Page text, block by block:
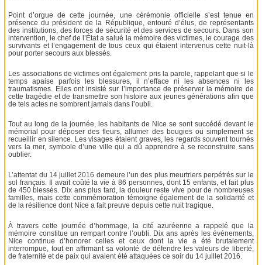
Point d’orgue de cette journée, une cérémonie officielle s’est tenue en
présence du président de la République, entouré d’élus, de représentants
des institutions, des forces de sécurité et des services de secours. Dans son
intervention, le chef de l’État a salué la mémoire des victimes, le courage des
survivants et l’engagement de tous ceux qui étaient intervenus cette nuit-là
pour porter secours aux blessés.
Les associations de victimes ont également pris la parole, rappelant que si le
temps apaise parfois les blessures, il n’efface ni les absences ni les
traumatismes. Elles ont insisté sur l’importance de préserver la mémoire de
cette tragédie et de transmettre son histoire aux jeunes générations afin que
de tels actes ne sombrent jamais dans l’oubli.
Tout au long de la journée, les habitants de Nice se sont succédé devant le
mémorial pour déposer des fleurs, allumer des bougies ou simplement se
recueillir en silence. Les visages étaient graves, les regards souvent tournés
vers la mer, symbole d’une ville qui a dû apprendre à se reconstruire sans
oublier.
L’attentat du 14 juillet 2016 demeure l’un des plus meurtriers perpétrés sur le
sol français. Il avait coûté la vie à 86 personnes, dont 15 enfants, et fait plus
de 450 blessés. Dix ans plus tard, la douleur reste vive pour de nombreuses
familles, mais cette commémoration témoigne également de la solidarité et
de la résilience dont Nice a fait preuve depuis cette nuit tragique.
À travers cette journée d’hommage, la cité azuréenne a rappelé que la
mémoire constitue un rempart contre l’oubli. Dix ans après les événements,
Nice continue d’honorer celles et ceux dont la vie a été brutalement
interrompue, tout en affirmant sa volonté de défendre les valeurs de liberté,
de fraternité et de paix qui avaient été attaquées ce soir du 14 juillet 2016.